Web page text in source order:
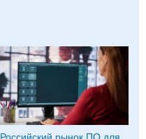
Российский рынок ПО для